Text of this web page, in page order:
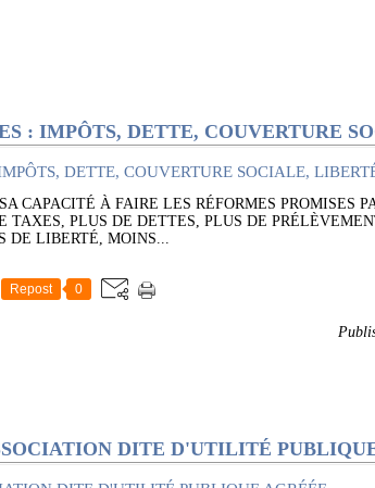
: IMPÔTS, DETTE, COUVERTURE
CAPACITÉ À FAIRE LES RÉFORMES PROMISES
TAXES, PLUS DE DETTES, PLUS DE
DE LIBERTÉ, MOINS...
Repost 0
DITE D'UTILITÉ